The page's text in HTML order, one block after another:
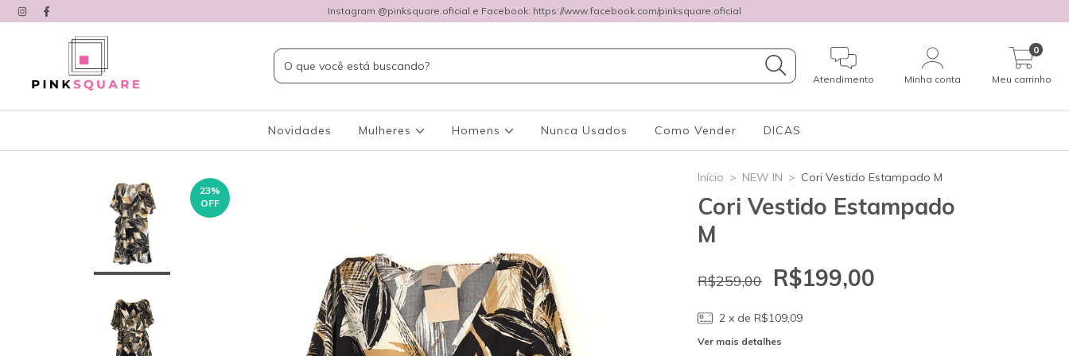
Instagram @pinksquare.oficial e Facebook: https://www.facebook.com/pinksquare.oficial
Atendimento Minha conta Meu carrinho
0
Novidades Mulheres Homens Nunca Usados Como Vender DICAS
23%
OFF
Início > NEW IN > Cori Vestido Estampado M
Cori Vestido Estampado
M
R$259,00 R$199,00
2 x de R$109,09
Ver mais detalhes